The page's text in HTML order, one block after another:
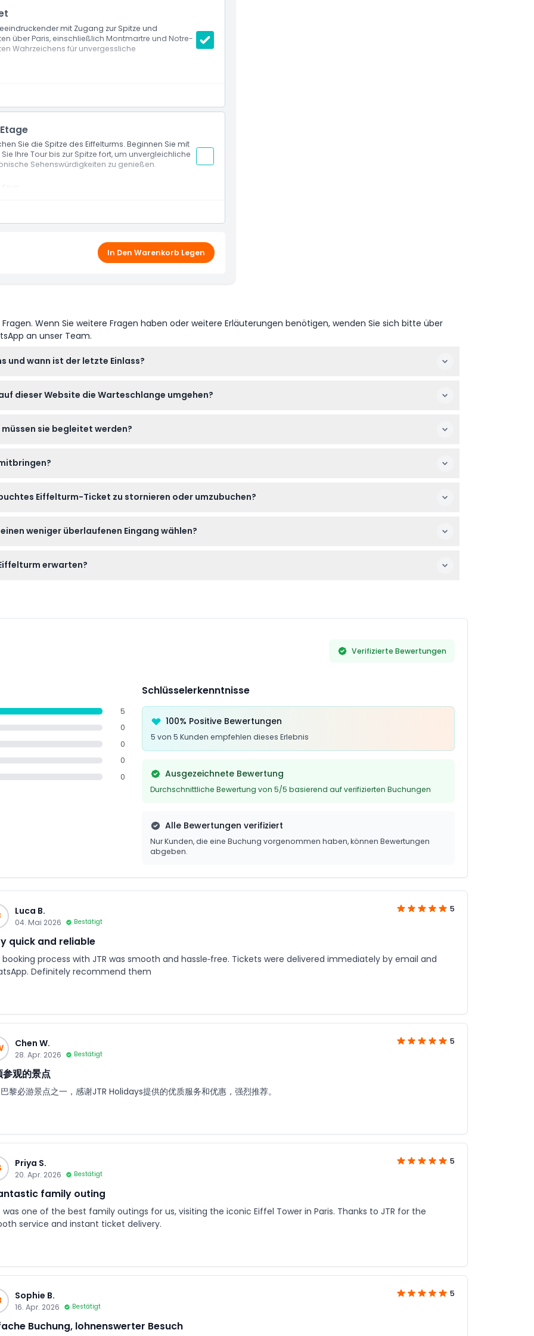
mit Zugang zur Spitze und
über Paris, einschließlich Montmartre und Notre-
Wahrzeichens für unvergessliche
Stock oder Gipfel je nach Ihrer Wahl
Gastgeber begleitet Sie bis zum 2. Stock
Sie zum Aufzug der Gipfeletage führen
Sie die Spitze des Eiffelturms. Beginnen Sie mit
Ihre Tour bis zur Spitze fort, um unvergleichliche
Sehenswürdigkeiten zu genießen.
In Den Warenkorb Legen
Wenn Sie weitere Fragen haben oder weitere Erläuterungen benötigen, wenden Sie sich bitte über
an unser Team.
und wann ist der letzte Einlass?
dieser Website die Warteschlange umgehen?
sie begleitet werden?
Eiffelturm-Ticket zu stornieren oder umzubuchen?
weniger überlaufenen Eingang wählen?
erwarten?
Verifizierte Bewertungen
5
0
0
0
0
Schlüsselerkenntnisse
100% Positive Bewertungen
5 von 5 Kunden empfehlen dieses Erlebnis
Ausgezeichnete Bewertung
Durchschnittliche Bewertung von 5/5 basierend auf verifizierten Buchungen
Alle Bewertungen verifiziert
Nur Kunden, die eine Buchung vorgenommen haben, können Bewertungen
abgeben.
Luca B.
04. Mai 2026 Bestätigt
5
quick and reliable
booking process with JTR was smooth and hassle‑free. Tickets were delivered immediately by email and
Definitely recommend them
Chen W.
28. Apr. 2026 Bestätigt
5
参观的景点
黎必游景点之一，感谢JTR Holidays提供的优质服务和优惠，强烈推荐。
Priya S.
20. Apr. 2026 Bestätigt
5
family outing
was one of the best family outings for us, visiting the iconic Eiffel Tower in Paris. Thanks to JTR for the
service and instant ticket delivery.
Sophie B.
16. Apr. 2026 Bestätigt
5
Buchung, lohnenswerter Besuch